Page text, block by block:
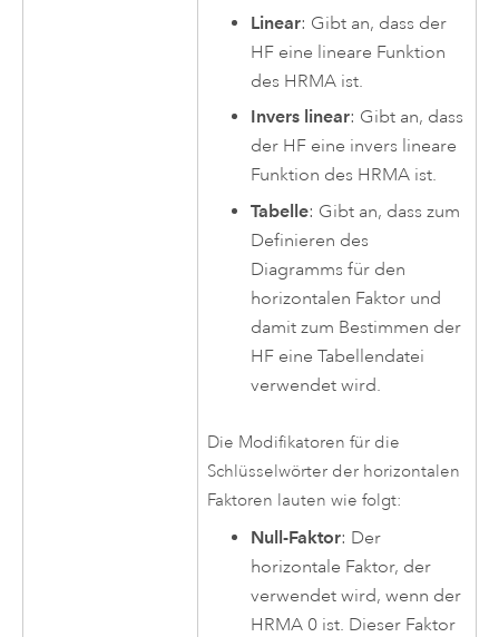
Linear: Gibt an, dass der
HF eine lineare Funktion
des HRMA ist.
Invers linear: Gibt an, dass
der HF eine invers lineare
Funktion des HRMA ist.
Tabelle: Gibt an, dass zum
Definieren des
Diagramms für den
horizontalen Faktor und
damit zum Bestimmen der
HF eine Tabellendatei
verwendet wird.
Die Modifikatoren für die
Schlüsselwörter der horizontalen
Faktoren lauten wie folgt:
Null-Faktor: Der
horizontale Faktor, der
verwendet wird, wenn der
HRMA 0 ist. Dieser Faktor